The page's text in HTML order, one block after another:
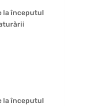
la începutul
la începutul